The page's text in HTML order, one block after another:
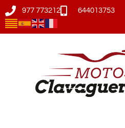
977 773212 644013753